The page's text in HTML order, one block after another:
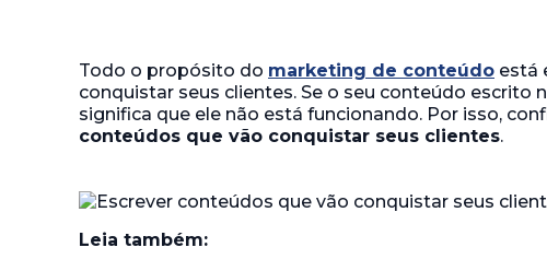
Todo o propósito do marketing de conteúdo está
conquistar seus clientes. Se o seu conteúdo escrito
significa que ele não está funcionando. Por isso,
conteúdos que vão conquistar seus clientes.
Leia também: